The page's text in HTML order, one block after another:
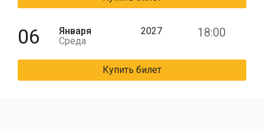
06
Января
Среда
2027 18:00
Купить билет